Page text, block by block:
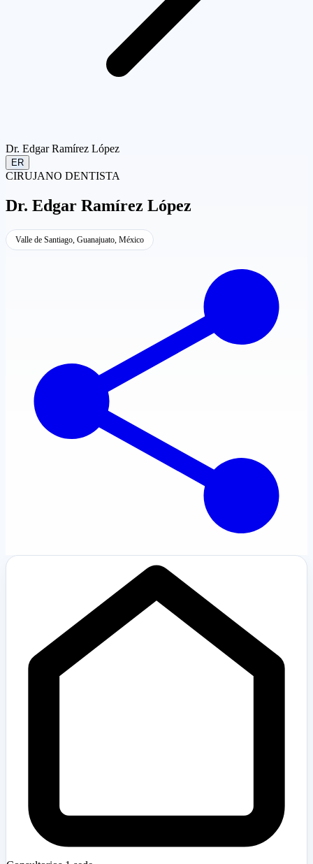
Dr. Edgar Ramírez López
ER
CIRUJANO DENTISTA
Dr. Edgar Ramírez López
Valle de Santiago, Guanajuato, México